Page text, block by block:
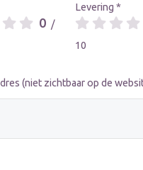
0 /
Levering *
10
(niet zichtbaar op de